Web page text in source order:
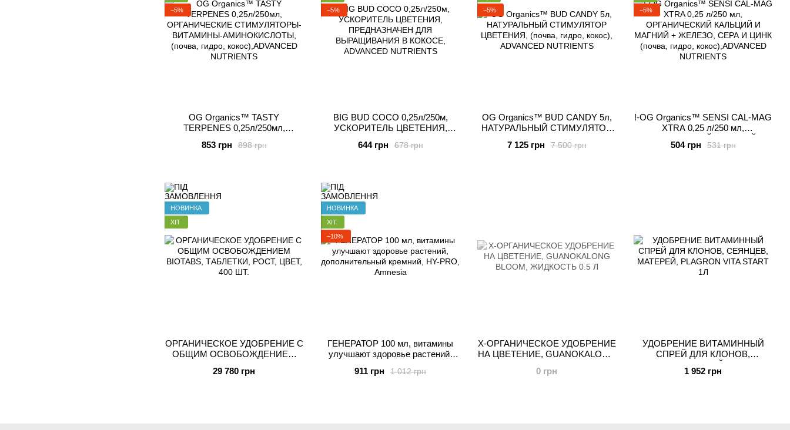
−5%
OG Organics™ TASTY
TERPENES 0,25л/250мл,
СТИМУЛЯТОРЫ-ВИТАМИНЫ-
898 грн
853 грн
−5%
BIG BUD COCO 0,25л/250м,
УСКОРИТЕЛЬ ЦВЕТЕНИЯ,
ВЫРАЩИВАНИЯ В КОКОСЕ,
678 грн
644 грн
−5%
OG Organics™ BUD CANDY 5л,
НАТУРАЛЬНЫЙ СТИМУЛЯТОР
кокос), ADVANCED NUTRIENTS
7 500 грн
7 125 грн
−5%
!-OG Organics™ SENSI CAL-MAG
XTRA 0,25 л/250 мл,
МАГНИЙ + ЖЕЛЕЗО, СЕРА И
531 грн
504 грн
НОВИНКА
ХІТ
ОРГАНИЧЕСКОЕ УДОБРЕНИЕ С
ОБЩИМ ОСВОБОЖДЕНИЕМ
ЦВЕТ, 400 ШТ.
29 780 грн
НОВИНКА
ХІТ
−10%
ГЕНЕРАТОР 100 мл, витамины
улучшают здоровье растений,
PRO, Amnesia
1 012 грн
911 грн
X-ОРГАНИЧЕСКОЕ УДОБРЕНИЕ
НА ЦВЕТЕНИЕ, GUANOKALONG
0 грн
УДОБРЕНИЕ ВИТАМИННЫЙ
СПРЕЙ ДЛЯ КЛОНОВ,
VITA START 1Л
1 952 грн